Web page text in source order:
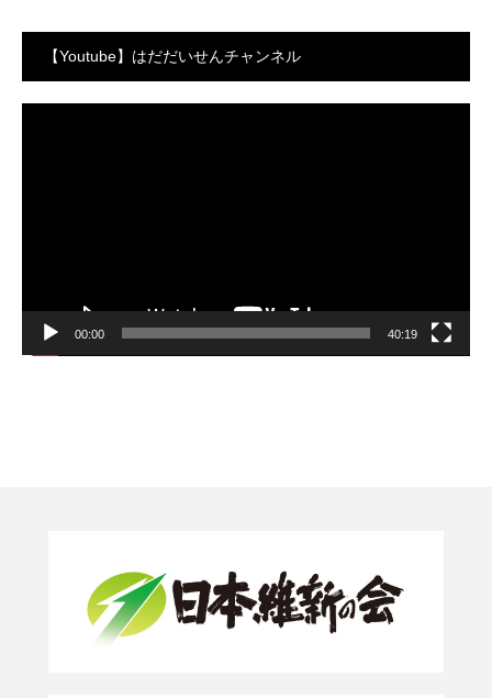
【Youtube】はだだいせんチャンネル
動
00:00 40:19